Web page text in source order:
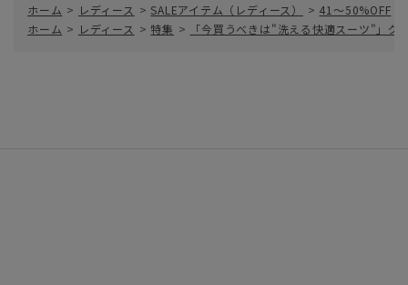
ホーム > レディース > SALEアイテム（レディース） > 41～50%OFF
ホーム > レディース > 特集 > 「今買うべきは"洗える快適スーツ"」グ